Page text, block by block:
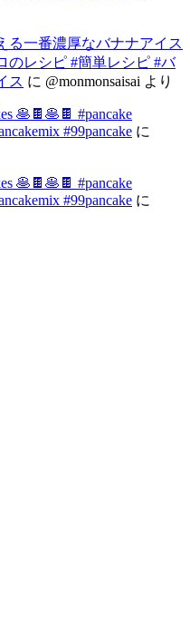
る一番濃厚なバナナアイス
のレシピ #簡単レシピ #バ
ス に @monmonsaisai より
🥞🍫🥞🍫 #pancake
#99pancake に
🥞🍫🥞🍫 #pancake
#99pancake に